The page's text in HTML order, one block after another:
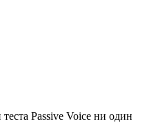
Passive Voice ни один